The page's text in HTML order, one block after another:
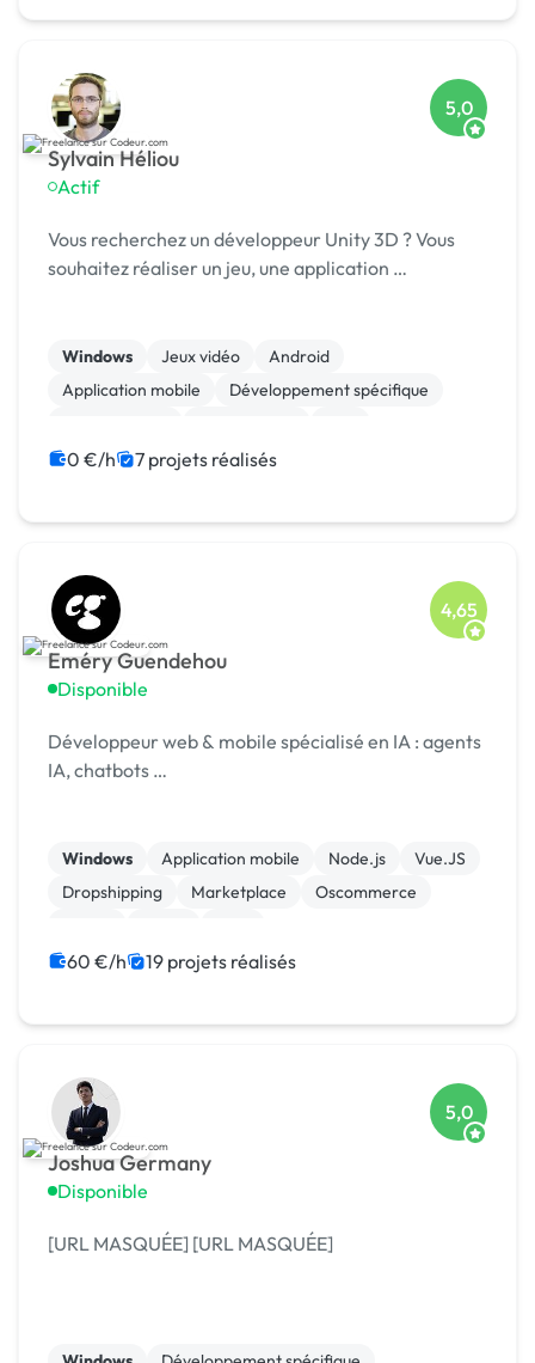
Sylvain Héliou
Actif
5,0
Vous recherchez un développeur Unity 3D ? Vous
souhaitez réaliser un jeu, une application …
Windows Jeux vidéo
Android
Application mobile
Développement spécifique
Gestion de projet
0 €/h 7 projets réalisés
Eméry Guendehou
Disponible
4,65
Développeur web & mobile spécialisé en IA : agents
IA, chatbots …
Windows Application mobile Node.js
Vue.JS
Dropshipping
Marketplace
Oscommerce
60 €/h 19 projets réalisés
Joshua Germany
Disponible
5,0
[URL MASQUÉE] [URL MASQUÉE]